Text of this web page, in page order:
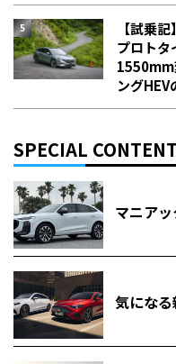
【試乗
プロトタ
1550mm
ングHEV
SPECIAL
マニア
気にな